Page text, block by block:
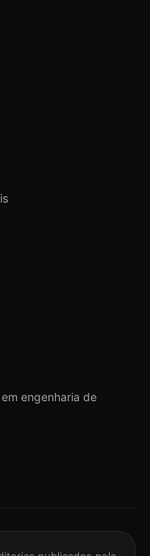
engenharia de